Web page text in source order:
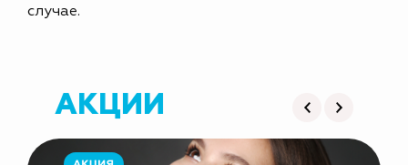
случае.
АКЦИИ